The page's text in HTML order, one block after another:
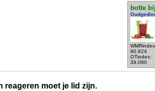
botte
90.824
OTindex:
39.090
reageren moet je lid zijn.